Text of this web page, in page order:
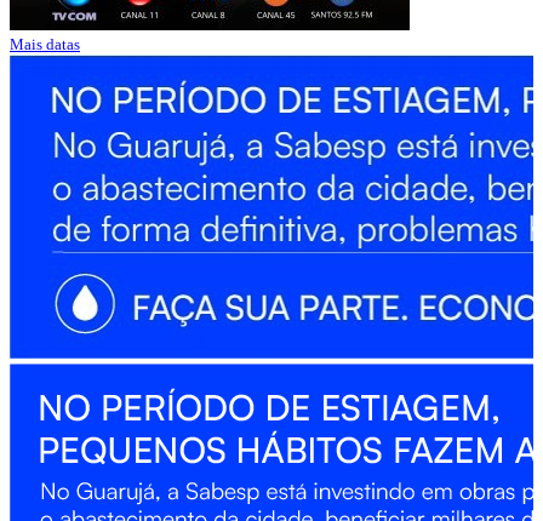
Mais datas